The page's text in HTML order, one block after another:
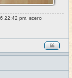
22:42 pm, всего